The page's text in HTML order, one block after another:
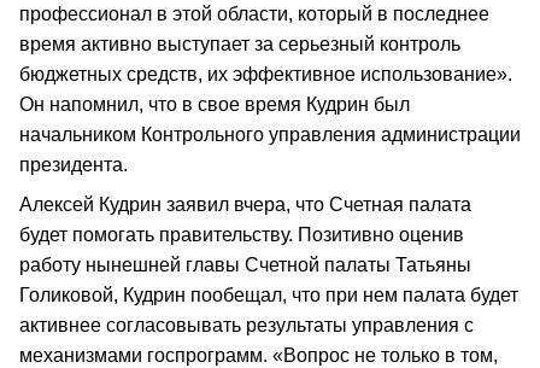
профессионал в этой области, который в последнее
время активно выступает за серьезный контроль
бюджетных средств, их эффективное использование».
Он напомнил, что в свое время Кудрин был
начальником Контрольного управления администрации
президента.
Алексей Кудрин заявил вчера, что Счетная палата
будет помогать правительству. Позитивно оценив
работу нынешней главы Счетной палаты Татьяны
Голиковой, Кудрин пообещал, что при нем палата будет
активнее согласовывать результаты управления с
механизмами госпрограмм. «Вопрос не только в том,